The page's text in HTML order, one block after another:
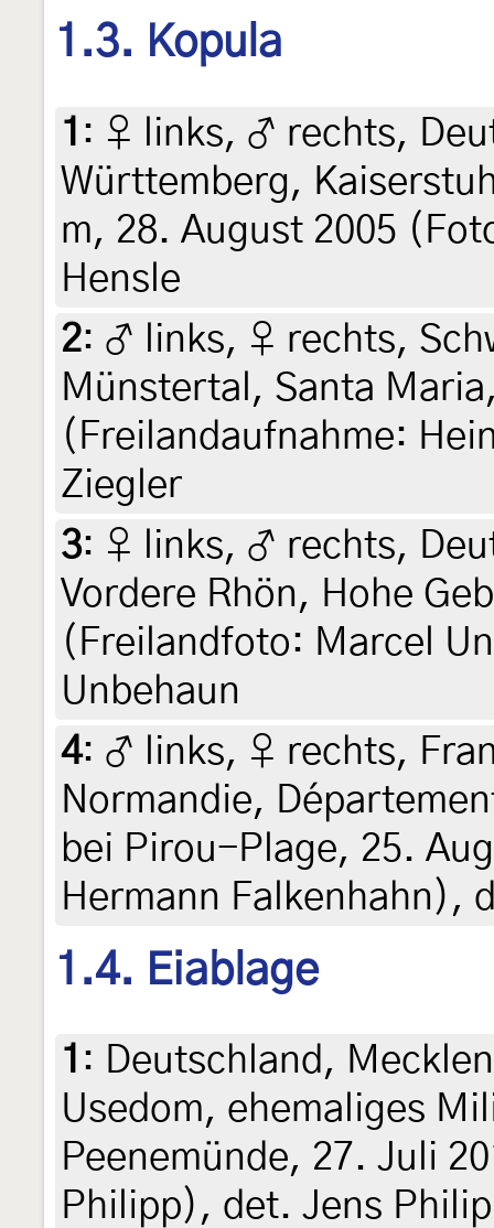
1.3. Kopula
1 : ♀ links, ♂ rechts,
Württemberg,
m, 28. August 2005
Hensle
2: ♂ links, ♀ rechts,
Münstertal, Santa
(Freilandaufnahme:
Ziegler
3: ♀ links, ♂ rechts,
Vordere Rhön, Hohe
(Freilandfoto: Marcel
Unbehaun
4: ♂ links, ♀ rechts,
Normandie,
bei Pirou-Plage, 25.
Hermann Falkenhahn),
1.4. Eiablage
1 : Deutschland,
Usedom, ehemaliges
Peenemünde, 27. Juli
Philipp), det. Jens